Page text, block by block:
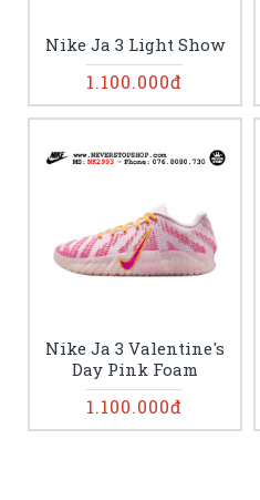
Nike Ja 3 Light Show
1.100.000đ
Nike Ja 3 Valentine's
Day Pink Foam
1.100.000đ